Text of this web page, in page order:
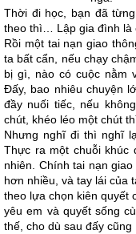
Thời đi học, bạn đã
theo thì… Lập gia đình là
Rồi một tai nạn giao
ta bất cẩn, nếu chạy
bị gì, nào có cuộc nằm
Đấy, bao nhiêu chuyện
đầy nuối tiếc, nếu
chút, khéo léo một chút
Nhưng nghĩ đi thì nghĩ
Thực ra một chuỗi khúc
nhiên. Chính tai nạn
hơn nhiều, và tay lái của
theo lựa chọn kiên quyết
yêu em và quyết sống
thế, cho dù sau đấy cũng